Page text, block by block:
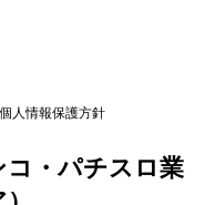
個人情報保護方針
・パチスロ業